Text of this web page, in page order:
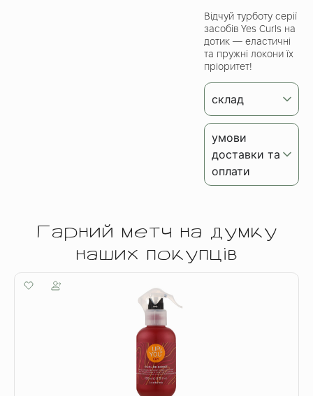
Відчуй турботу серії
засобів Yes Curls на
дотик — еластичні
та пружні локони їх
пріоритет!
склад
умови
доставки та
оплати
Гарний метч на думку
наших покупців